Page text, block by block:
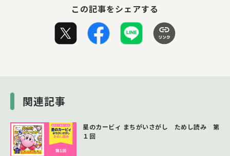
この記事をシェアする
関連記事
星のカービィ まちがいさがし ためし読み 第
１回